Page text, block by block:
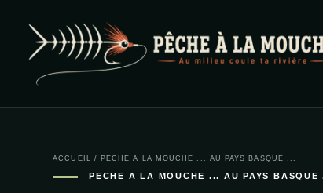
PECHE A LA MOUCHE
ACCUEIL / PECHE A LA MOUCHE ... AU PAYS BASQUE ...
PECHE A LA MOUCHE ... AU PAYS BASQUE